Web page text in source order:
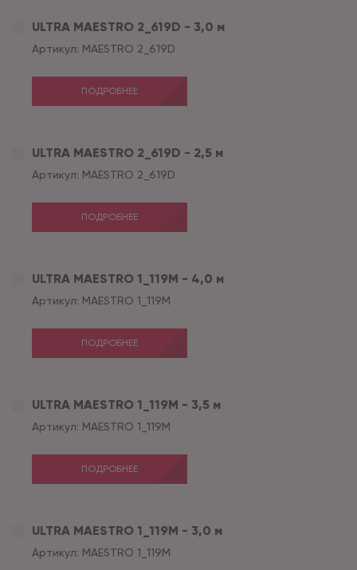
ULTRA MAESTRO 2_619D - 3,0 м
Артикул: MAESTRO 2_619D
ПОДРОБНЕЕ
ULTRA MAESTRO 2_619D - 2,5 м
Артикул: MAESTRO 2_619D
ПОДРОБНЕЕ
ULTRA MAESTRO 1_119M - 4,0 м
Артикул: MAESTRO 1_119M
ПОДРОБНЕЕ
ULTRA MAESTRO 1_119M - 3,5 м
Артикул: MAESTRO 1_119M
ПОДРОБНЕЕ
ULTRA MAESTRO 1_119M - 3,0 м
Артикул: MAESTRO 1_119M